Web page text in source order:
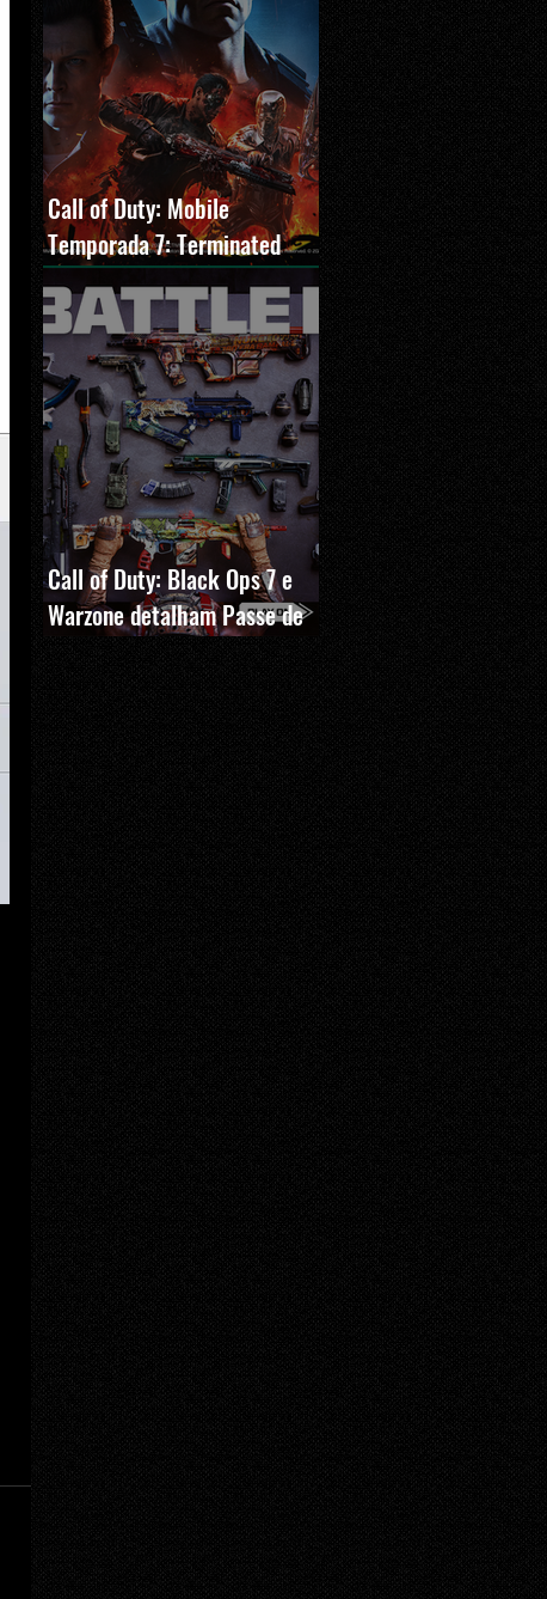
Call of Duty: Mobile
Temporada 7: Terminated
estreia com O Exterminador
do Futuro 2, novos modos e
Cronen Squall
Call of Duty: Black Ops 7 e
Warzone detalham Passe de
Batalha, BlackCell e novas
recompensas da Temporada 5